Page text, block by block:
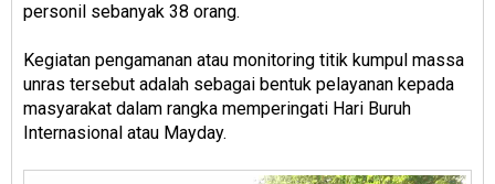
personil sebanyak 38 orang.
Kegiatan pengamanan atau monitoring titik kumpul massa
unras tersebut adalah sebagai bentuk pelayanan kepada
masyarakat dalam rangka memperingati Hari Buruh
Internasional atau Mayday.